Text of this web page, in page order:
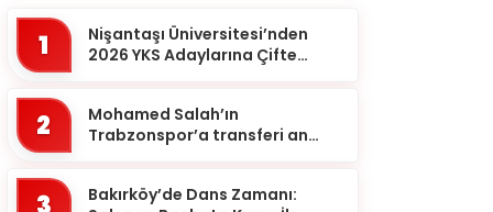
1
Nişantaşı Üniversitesi’nden
2026 YKS Adaylarına Çifte
2
Mohamed Salah’ın
Trabzonspor’a transferi an
Bakırköy’de Dans Zamanı:
Aksaray
Amasya
Antalya
Artvin